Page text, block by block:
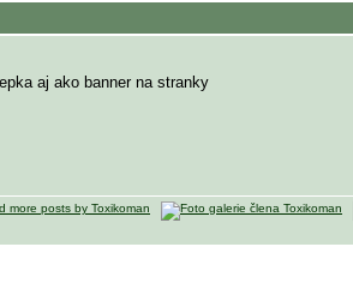
aj ako banner na stranky